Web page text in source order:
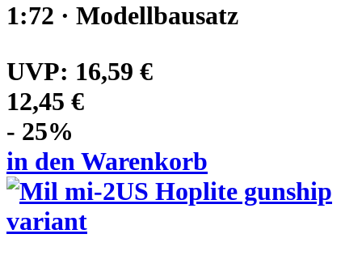
1:72 · Modellbausatz
UVP: 16,59 €
12,45 €
- 25%
in den Warenkorb